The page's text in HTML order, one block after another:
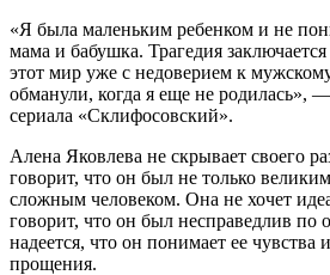
«Я была маленьким ребенком и не
мама и бабушка. Трагедия
этот мир уже с недоверием к
обманули, когда я еще не родилась»,
сериала «Склифосовский».
Алена Яковлева не скрывает своего
говорит, что он был не только
сложным человеком. Она не хочет
говорит, что он был несправедлив
надеется, что он понимает ее чувства
прощения.